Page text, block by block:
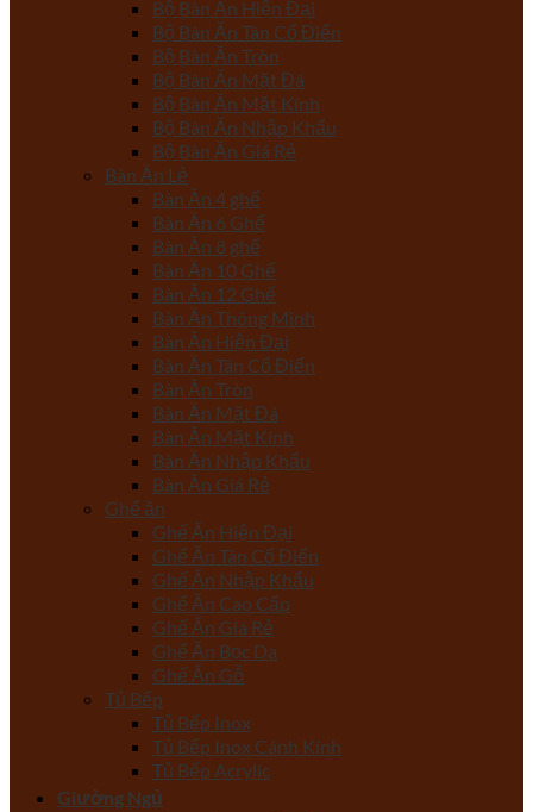
Bộ Bàn Ăn Hiện Đại
Bộ Bàn Ăn Tân Cổ Điển
Bộ Bàn Ăn Tròn
Bộ Bàn Ăn Mặt Đá
Bộ Bàn Ăn Mặt Kính
Bộ Bàn Ăn Nhập Khẩu
Bộ Bàn Ăn Giá Rẻ
Bàn Ăn Lẻ
Bàn Ăn 4 ghế
Bàn Ăn 6 Ghế
Bàn Ăn 8 ghế
Bàn Ăn 10 Ghế
Bàn Ăn 12 Ghế
Bàn Ăn Thông Minh
Bàn Ăn Hiện Đại
Bàn Ăn Tân Cổ Điển
Bàn Ăn Tròn
Bàn Ăn Mặt Đá
Bàn Ăn Mặt Kính
Bàn Ăn Nhập Khẩu
Bàn Ăn Giá Rẻ
Ghế ăn
Ghế Ăn Hiện Đại
Ghế Ăn Tân Cổ Điển
Ghế Ăn Nhập Khẩu
Ghế Ăn Cao Cấp
Ghế Ăn Giá Rẻ
Ghế Ăn Bọc Da
Ghế Ăn Gỗ
Tủ Bếp
Tủ Bếp Inox
Tủ Bếp Inox Cánh Kính
Tủ Bếp Acrylic
Giường Ngủ